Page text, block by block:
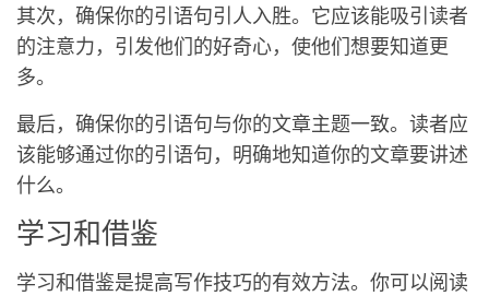
其次，确保你的引语句引人入胜。它应该能吸引读者
的注意力，引发他们的好奇心，使他们想要知道更
多。
最后，确保你的引语句与你的文章主题一致。读者应
该能够通过你的引语句，明确地知道你的文章要讲述
什么。
学习和借鉴
学习和借鉴是提高写作技巧的有效方法。你可以阅读